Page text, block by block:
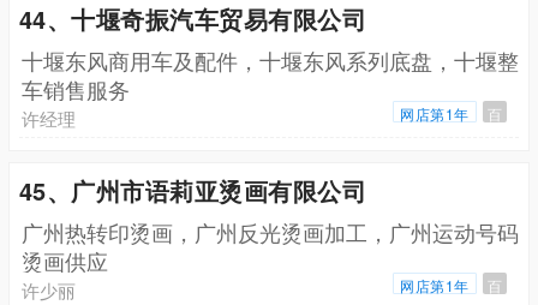
44、十堰奇振汽车贸易有限公司
十堰东风商用车及配件，十堰东风系列底盘，十堰整
车销售服务
许经理 网店第1年 百
45、广州市语莉亚烫画有限公司
广州热转印烫画，广州反光烫画加工，广州运动号码
烫画供应
许少丽 网店第1年 百